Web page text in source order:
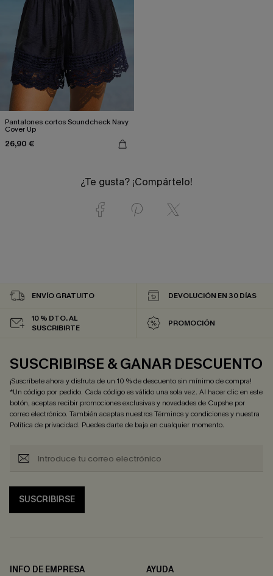
Pantalones cortos Soundcheck Navy
Cover Up
26,90 €
¿Te gusta? ¡Compártelo!
ENVÍO GRATUITO DEVOLUCIÓN EN 30 DÍAS
10 % DTO. AL
SUSCRIBIRTE
PROMOCIÓN
SUSCRIBIRSE & GANAR DESCUENTO
¡Suscríbete ahora y disfruta de un 10 % de descuento sin mínimo de compra!
*Un código por pedido. Cada código es válido una sola vez. Al hacer clic en este
botón, aceptas recibir promociones exclusivas y novedades de Cupshe por
correo electrónico. También aceptas nuestrosTérminos y condicionesy nuestra
Política de privacidad. Puedes darte de baja en cualquier momento.
SUSCRIBIRSE
INFO DE EMPRESA
AYUDA